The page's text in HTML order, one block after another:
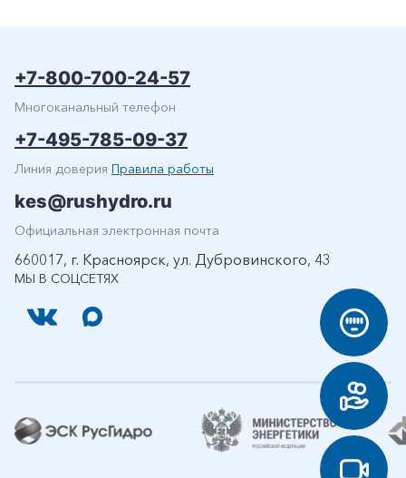
МЫ В СОЦСЕТЯХ
+7-800-700-24-57
Многоканальный телефон
+7-495-785-09-37
Линия доверия Правила работы
kes@rushydro.ru
Официальная электронная почта
660017, г. Красноярск, ул. Дубровинского, 43